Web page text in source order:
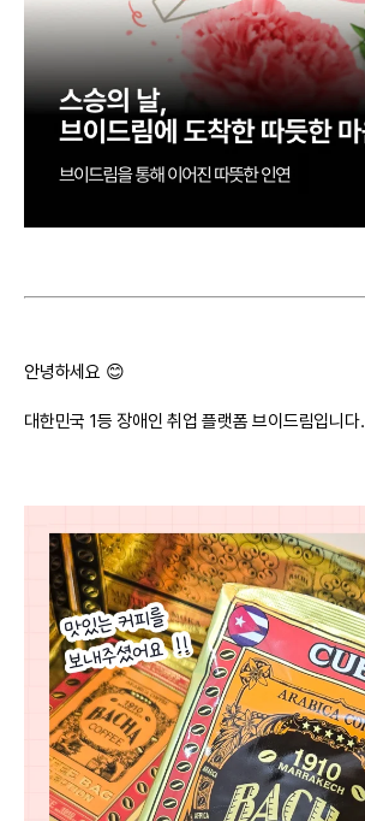
안녕하세요 😊
대한민국 1등 장애인 취업 플랫폼 브이드림입니다.